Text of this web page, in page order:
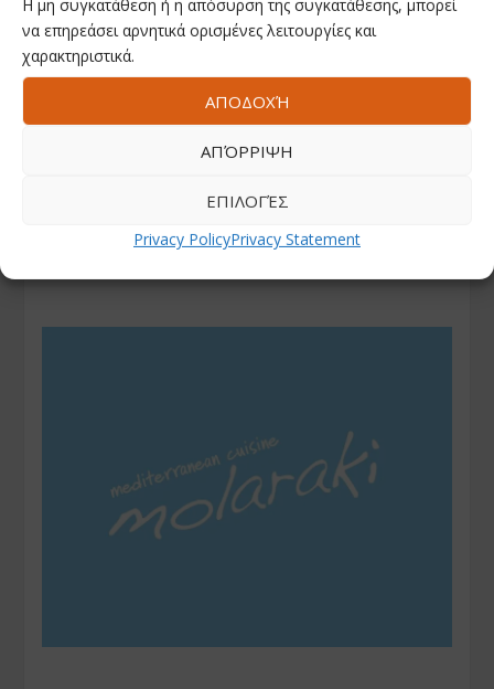
Η μη συγκατάθεση ή η απόσυρση της συγκατάθεσης, μπορεί
να επηρεάσει αρνητικά ορισμένες λειτουργίες και
χαρακτηριστικά.
ΑΠΟΔΟΧΉ
ΑΠΌΡΡΙΨΗ
ΕΠΙΛΟΓΈΣ
Privacy PolicyPrivacy Statement